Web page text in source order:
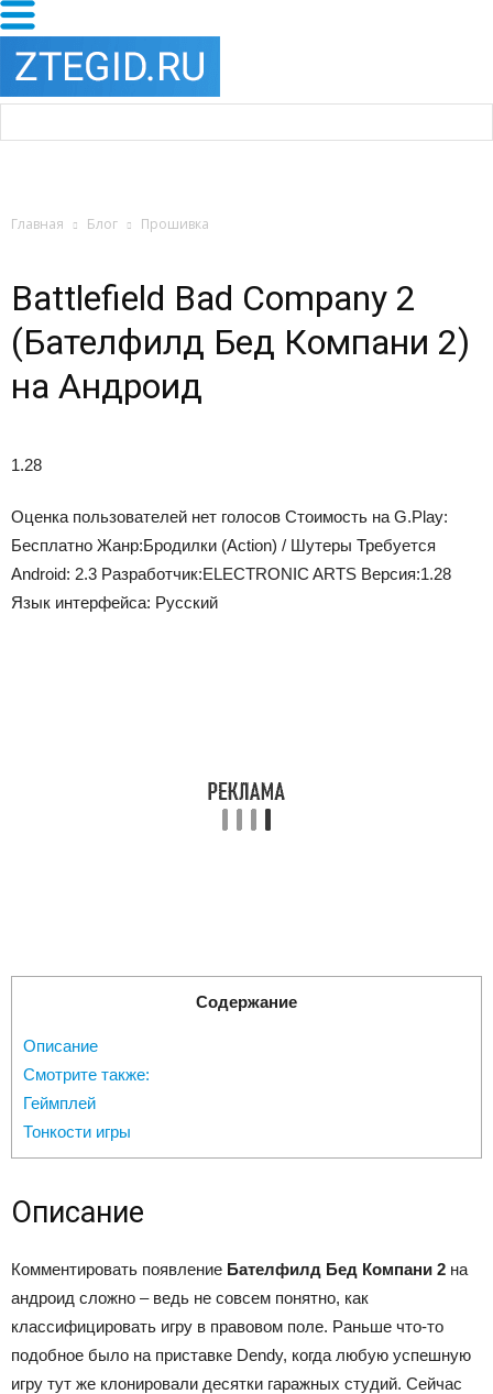
Главная Блог Прошивка
Battlefield Bad Company 2
(Бателфилд Бед Компани 2)
на Андроид
1.28
Оценка пользователей нет голосов Стоимость на G.Play:
Бесплатно Жанр:Бродилки (Action) / Шутеры Требуется
Android: 2.3 Разработчик:ELECTRONIC ARTS Версия:1.28
Язык интерфейса: Русский
Содержание
Описание
Смотрите также:
Геймплей
Тонкости игры
Описание
Комментировать появление Бателфилд Бед Компани 2 на
андроид сложно – ведь не совсем понятно, как
классифицировать игру в правовом поле. Раньше что-то
подобное было на приставке Dendy, когда любую успешную
игру тут же клонировали десятки гаражных студий. Сейчас